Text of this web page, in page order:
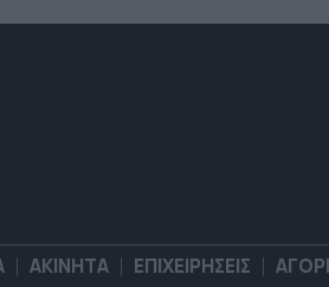
ΑΚΙΝΗΤΑ ΕΠΙΧΕΙΡΗΣΕΙΣ